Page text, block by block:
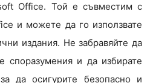
Office. Той е съвместим с
и можете да го използвате
издания. Не забравяйте да
споразумения и да избирате
да осигурите безопасно и